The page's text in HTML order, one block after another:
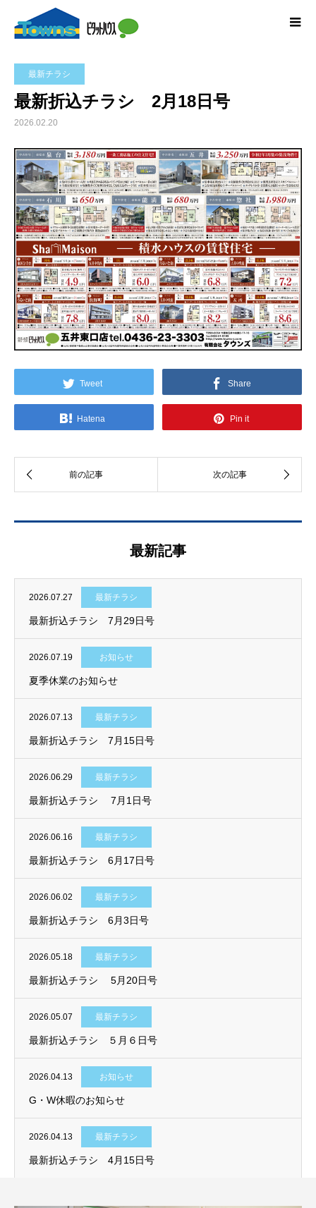
最新チラシ
最新折込チラシ 2月18日号
2026.02.20
Tweet Share
Hatena Pin it
最新記事
2026.07.27 最新チラシ
最新折込チラシ 7月29日号
2026.07.19 お知らせ
夏季休業のお知らせ
2026.07.13 最新チラシ
最新折込チラシ 7月15日号
2026.06.29 最新チラシ
最新折込チラシ 7月1日号
2026.06.16 最新チラシ
最新折込チラシ 6月17日号
2026.06.02 最新チラシ
最新折込チラシ 6月3日号
2026.05.18 最新チラシ
最新折込チラシ 5月20日号
2026.05.07 最新チラシ
最新折込チラシ ５月６日号
2026.04.13 お知らせ
G・W休暇のお知らせ
2026.04.13 最新チラシ
最新折込チラシ 4月15日号